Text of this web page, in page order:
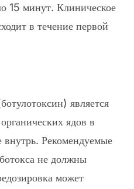
15 минут. Клиническое
в течение первой
является
ядов в
Рекомендуемые
не должны
может